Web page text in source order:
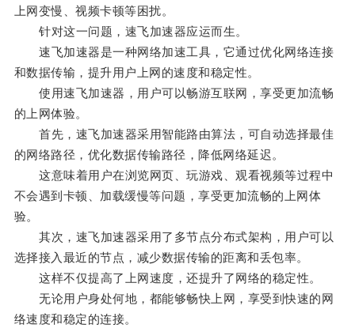
上网变慢、视频卡顿等困扰。
针对这一问题，速飞加速器应运而生。
速飞加速器是一种网络加速工具，它通过优化网络连接
和数据传输，提升用户上网的速度和稳定性。
使用速飞加速器，用户可以畅游互联网，享受更加流畅
的上网体验。
首先，速飞加速器采用智能路由算法，可自动选择最佳
的网络路径，优化数据传输路径，降低网络延迟。
这意味着用户在浏览网页、玩游戏、观看视频等过程中
不会遇到卡顿、加载缓慢等问题，享受更加流畅的上网体
验。
其次，速飞加速器采用了多节点分布式架构，用户可以
选择接入最近的节点，减少数据传输的距离和丢包率。
这样不仅提高了上网速度，还提升了网络的稳定性。
无论用户身处何地，都能够畅快上网，享受到快速的网
络速度和稳定的连接。